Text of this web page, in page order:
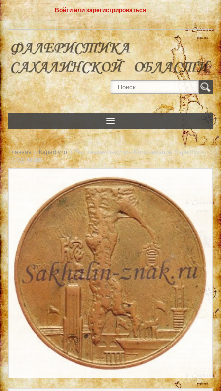
Войтиили зарегистрироваться
Главная » Карафуто» Выставка-конкурса Колонизации Карафуто
г.Оодомари